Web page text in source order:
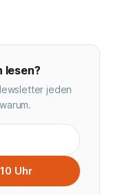
lesen?
jeden
Uhr